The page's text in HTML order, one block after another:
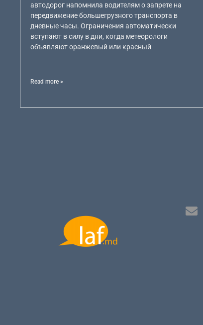
автодорог напомнила водителям о запрете на
передвижение большегрузного транспорта в
дневные часы. Ограничения автоматически
вступают в силу в дни, когда метеорологи
объявляют оранжевый или красный
Read more >